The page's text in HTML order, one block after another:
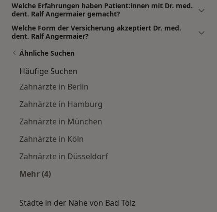
Welche Erfahrungen haben Patient:innen mit Dr. med.
dent. Ralf Angermaier gemacht?
Welche Form der Versicherung akzeptiert Dr. med.
dent. Ralf Angermaier?
Ähnliche Suchen
Häufige Suchen
Zahnärzte in Berlin
Zahnärzte in Hamburg
Zahnärzte in München
Zahnärzte in Köln
Zahnärzte in Düsseldorf
Mehr (4)
Städte in der Nähe von Bad Tölz